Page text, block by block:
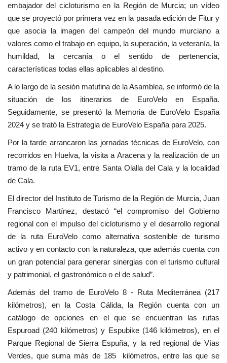
embajador del cicloturismo en la Región de Murcia; un vídeo
que se proyectó por primera vez en la pasada edición de Fitur y
que asocia la imagen del campeón del mundo murciano a
valores como el trabajo en equipo, la superación, la veteranía, la
humildad, la cercanía o el sentido de pertenencia,
características todas ellas aplicables al destino.
A lo largo de la sesión matutina de la Asamblea, se informó de la
situación de los itinerarios de EuroVelo en España.
Seguidamente, se presentó la Memoria de EuroVelo España
2024 y se trató la Estrategia de EuroVelo España para 2025.
Por la tarde arrancaron las jornadas técnicas de EuroVelo, con
recorridos en Huelva, la visita a Aracena y la realización de un
tramo de la ruta EV1, entre Santa Olalla del Cala y la localidad
de Cala.
El director del Instituto de Turismo de la Región de Murcia, Juan
Francisco Martínez, destacó “el compromiso del Gobierno
regional con el impulso del cicloturismo y el desarrollo regional
de la ruta EuroVelo como alternativa sostenible de turismo
activo y en contacto con la naturaleza, que además cuenta con
un gran potencial para generar sinergias con el turismo cultural
y patrimonial, el gastronómico o el de salud”.
Además del tramo de EuroVelo 8 - Ruta Mediterránea (217
kilómetros), en la Costa Cálida, la Región cuenta con un
catálogo de opciones en el que se encuentran las rutas
Espuroad (240 kilómetros) y Espubike (146 kilómetros), en el
Parque Regional de Sierra Espuña, y la red regional de Vías
Verdes, que suma más de 185 kilómetros, entre las que se